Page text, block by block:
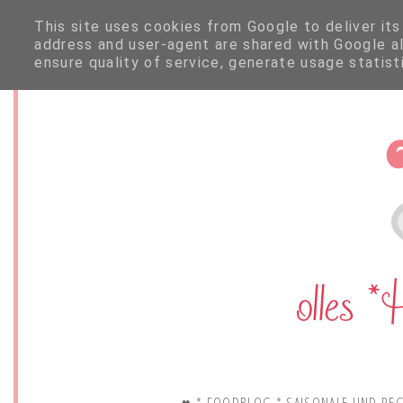
This site uses cookies from Google to deliver
address and user-agent are shared with
ensure quality of service, generate usage